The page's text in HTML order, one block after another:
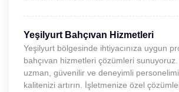
Yeşilyurt Bahçıvan Hizmetleri
Yeşilyurt bölgesinde ihtiyacınıza uygun
bahçıvan hizmetleri çözümleri sunuyoruz.
uzman, güvenilir ve deneyimli
kalitenizi artırın. İşletmenize özel